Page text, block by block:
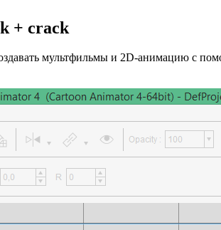
+ crack
мультфильмы и 2D-анимацию с